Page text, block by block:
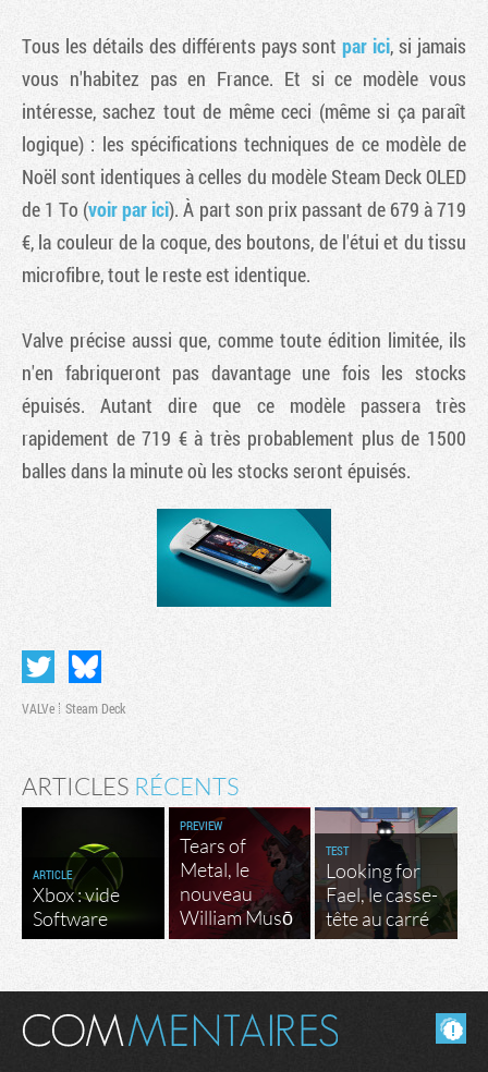
Tous les détails des différents pays sontpar ici, si jamais
vous n'habitez pas en France. Et si ce modèle vous
intéresse, sachez tout de même ceci (même si ça paraît
logique) : les spécifications techniques de ce modèle de
Noël sont identiques à celles du modèle Steam Deck OLED
de 1 To (voir par ici). À part son prix passant de 679 à 719
€, la couleur de la coque, des boutons, de l'étui et du tissu
microfibre, tout le reste est identique.
Valve précise aussi que, comme toute édition limitée, ils
n'en fabriqueront pas davantage une fois les stocks
épuisés. Autant dire que ce modèle passera très
rapidement de 719 € à très probablement plus de 1500
balles dans la minute où les stocks seront épuisés.
VALVe Steam Deck
ARTICLES RÉCENTS
ARTICLE
Xbox : vide
Software
PREVIEW
Tears of
Metal, le
nouveau
William Musō
TEST
Looking for
Fael, le casse-
tête au carré
Masquer les commentaires lus.